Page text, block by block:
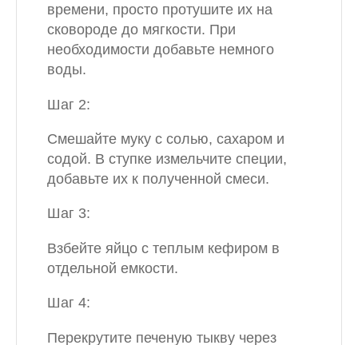
времени, просто протушите их на
сковороде до мягкости. При
необходимости добавьте немного
воды.
Шаг 2:
Смешайте муку с солью, сахаром и
содой. В ступке измельчите специи,
добавьте их к полученной смеси.
Шаг 3:
Взбейте яйцо с теплым кефиром в
отдельной емкости.
Шаг 4:
Перекрутите печеную тыкву через